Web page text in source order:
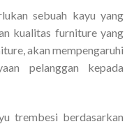
sebuah kayu yang
kualitas furniture yang
akan mempengaruhi
pelanggan kepada
trembesi berdasarkan